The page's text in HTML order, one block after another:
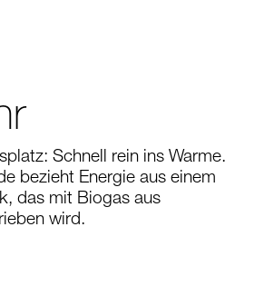
Schnell rein ins Warme.
bezieht Energie aus einem
das mit Biogas aus
wird.